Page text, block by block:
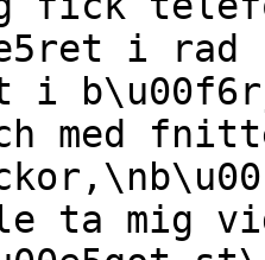
i
i
med
ta mig